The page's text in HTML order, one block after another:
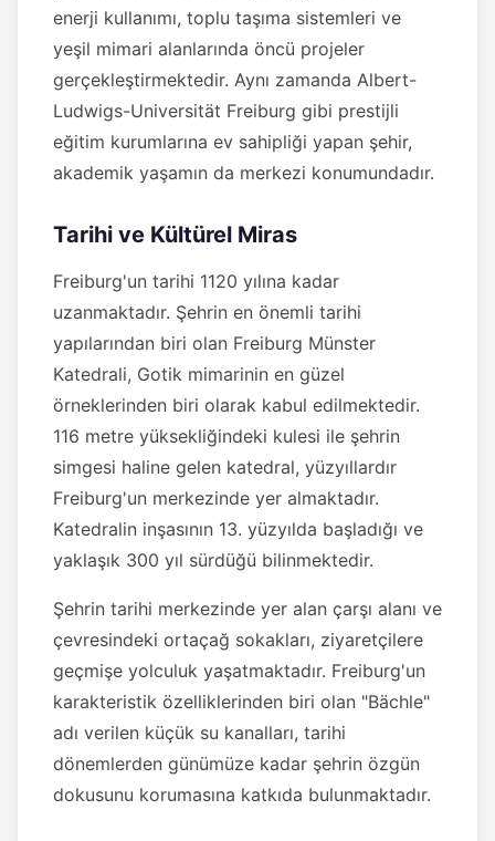
enerji kullanımı, toplu taşıma sistemleri ve
yeşil mimari alanlarında öncü projeler
gerçekleştirmektedir. Aynı zamanda Albert-
Ludwigs-Universität Freiburg gibi prestijli
eğitim kurumlarına ev sahipliği yapan şehir,
akademik yaşamın da merkezi konumundadır.
Tarihi ve Kültürel Miras
Freiburg'un tarihi 1120 yılına kadar
uzanmaktadır. Şehrin en önemli tarihi
yapılarından biri olan Freiburg Münster
Katedrali, Gotik mimarinin en güzel
örneklerinden biri olarak kabul edilmektedir.
116 metre yüksekliğindeki kulesi ile şehrin
simgesi haline gelen katedral, yüzyıllardır
Freiburg'un merkezinde yer almaktadır.
Katedralin inşasının 13. yüzyılda başladığı ve
yaklaşık 300 yıl sürdüğü bilinmektedir.
Şehrin tarihi merkezinde yer alan çarşı alanı ve
çevresindeki ortaçağ sokakları, ziyaretçilere
geçmişe yolculuk yaşatmaktadır. Freiburg'un
karakteristik özelliklerinden biri olan "Bächle"
adı verilen küçük su kanalları, tarihi
dönemlerden günümüze kadar şehrin özgün
dokusunu korumasına katkıda bulunmaktadır.